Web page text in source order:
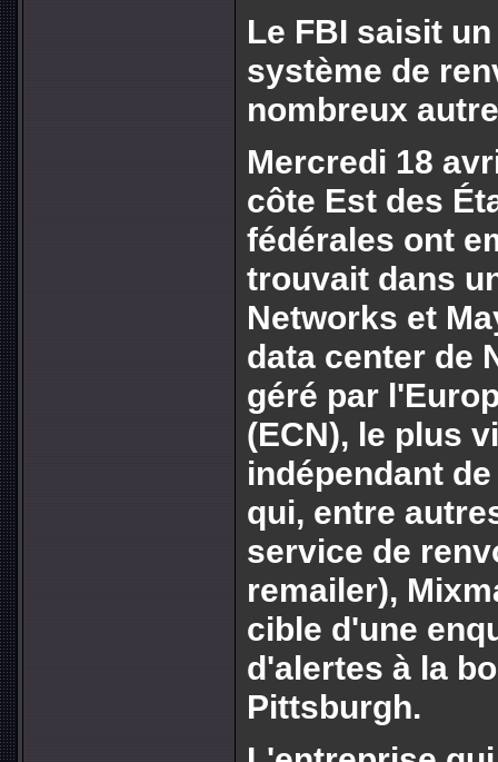
Le FBI saisit
système de
nombreux
Mercredi 18
côte Est des
fédérales ont
trouvait dans
Networks et
data center de
géré par
(ECN), le plus
indépendant
qui, entre
service de
remailer),
cible d'une
d'alertes à la
Pittsburgh.